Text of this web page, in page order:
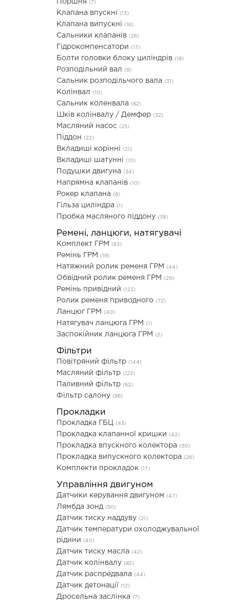
Поршня (7)
Клапана впускні (13)
Клапана випускні (16)
Сальники клапанів (26)
Гідрокомпенсатори (17)
Болти головки блоку циліндрів (18)
Розподільний вал (9)
Сальник розподільчого вала (31)
Колінвал (10)
Сальник коленвала (62)
Шків колінвалу / Демфер (32)
Масляний насос (25)
Піддон (22)
Вкладиші корінні (21)
Вкладиші шатунні (10)
Подушки двигуна (34)
Напрямна клапанів (10)
Рокер клапана (8)
Гільза циліндра (1)
Пробка масляного піддону (38)
Ремені, ланцюги, натягувачі
Комплект ГРМ (83)
Ремінь ГРМ (19)
Натяжний ролик ременя ГРМ (44)
Обвідний ролик ременя ГРМ (29)
Ремінь привідний (123)
Ролик ременя приводного (72)
Ланцюг ГРМ (40)
Натягувач ланцюга ГРМ (1)
Заспокійник ланцюга ГРМ (2)
Фільтри
Повітряний фільтр (144)
Масляний фільтр (123)
Паливний фільтр (62)
Фільтр салону (86)
Прокладки
Прокладка ГБЦ (43)
Прокладка клапанної кришки (42)
Прокладка впускного колектора (30)
Прокладка випускного колектора (26)
Комплекти прокладок (17)
Управління двигуном
Датчики керування двигуном (47)
Лямбда зонд (50)
Датчик тиску наддуву (21)
Датчик температури охолоджувальної
рідини (40)
Датчик тиску масла (42)
Датчик колінвалу (82)
Датчик распредвала (44)
Датчик детонації (12)
Дросельна заслінка (7)